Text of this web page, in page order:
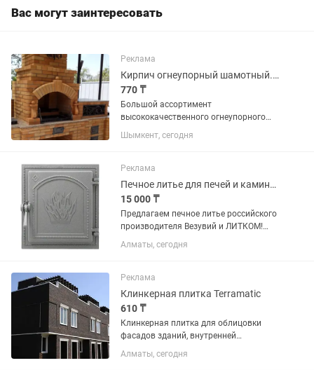
Вас могут заинтересовать
Реклама
Кирпич огнеупорный шамотный. Чугунное литьё
770 ₸
Большой ассортимент
высококачественного огнеупорного
кирпича! Применяется для выкладки
печей, каминов, тандыров, печных
бани и сауны! Стандарт кирпич для
тандыра...
Шымкент, сегодня
Реклама
Печное литье для печей и каминов в Алматы и Астане
15 000 ₸
Предлагаем печное литье российского
производителя Везувий и ЛИТКОМ!
ДВЕРКИ каминные, топочные,
поддувальные, прочистные. Плиты под
гриль, дровницы, каминные наборы.
Алматы, сегодня
Реклама
Клинкерная плитка Terramatic
610 ₸
Клинкерная плитка для облицовки
фасадов зданий, внутренней
облицовки. Можно применять для для
облицовки печей, каминов, в бани и
Алматы, сегодня